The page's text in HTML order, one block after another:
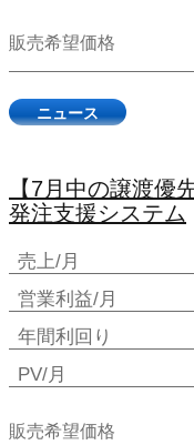
販売希望価格
ニュース
【7月中の譲渡優
発注支援システム
売上/月
営業利益/月
年間利回り
PV/月
販売希望価格